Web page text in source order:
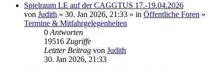
Spielraum LE auf der CAGGTUS 17.-19.04.2026
von Judith » 30. Jan 2026, 21:33 » in Öffentliche Foren »
Termine & Mitfahrgelegenheiten
0 Antworten
19516 Zugriffe
Letzter Beitrag von Judith
30. Jan 2026, 21:33